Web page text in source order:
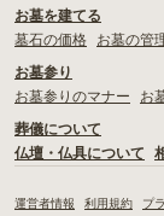
お墓を建てる
墓石の価格
お墓の管
お墓参り
お墓参りのマナー
お
葬儀について
仏壇・仏具について
運営者情報 利用規約 プ